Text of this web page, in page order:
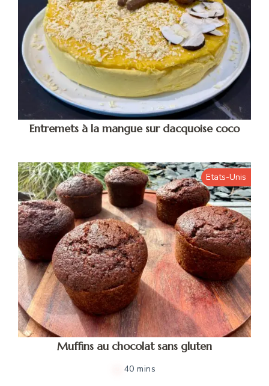
Entremets à la mangue sur dacquoise coco
Etats-Unis
Muffins au chocolat sans gluten
40 mins